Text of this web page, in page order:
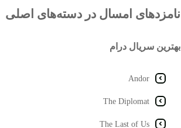
نامزدهای امسال در دسته‌های اصلی
بهترین سریال درام
Andor
The Diplomat
The Last of Us